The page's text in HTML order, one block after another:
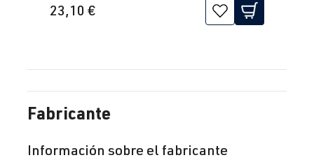
23,10 €
Fabricante
Información sobre el fabricante